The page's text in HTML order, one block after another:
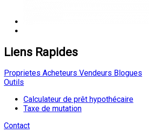
Liens Rapides
Proprietes Acheteurs Vendeurs Blogues
Outils
Calculateur de prêt hypothécaire
Taxe de mutation
Contact